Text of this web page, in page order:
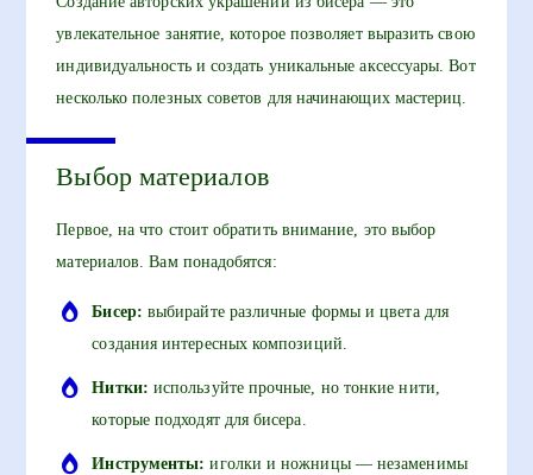
увлекательное занятие, которое позволяет выразить свою
индивидуальность и создать уникальные аксессуары. Вот
несколько полезных советов для начинающих мастериц.
Выбор материалов
Первое, на что стоит обратить внимание, это выбор
материалов. Вам понадобятся:
Бисер: выбирайте различные формы и цвета для
создания интересных композиций.
Нитки: используйте прочные, но тонкие нити,
которые подходят для бисера.
Инструменты: иголки и ножницы — незаменимы